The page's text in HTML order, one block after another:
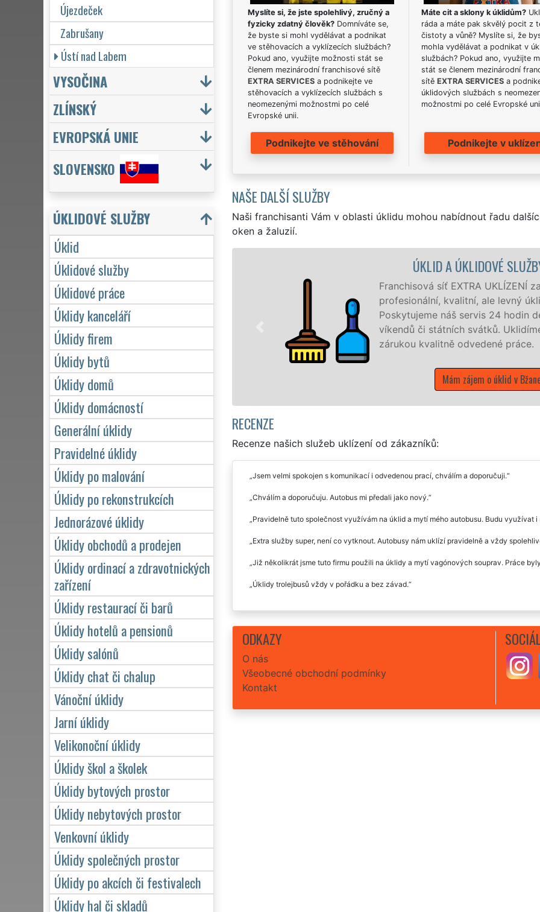
Myslíte si, že jste spolehlivý, zručný a
fyzicky zdatný člověk?Domníváte se,
že byste si mohl vydělávat a podnikat
ve stěhovacích a vyklízecích službách?
Pokud ano, využijte možnosti stát se
členem mezinárodní franchisové sítě
EXTRA SERVICESa podnikejte ve
stěhovacích a vyklízecích službách s
neomezenými možnostmi po celé
Evropské unii.
Podnikejte ve stěhování
Máte cit a sklony k úklidům?
ráda a máte pak skvělý pocit z
čistoty a vůně? Myslíte si, že
mohla vydělávat a podnikat v
službách? Pokud ano, využijte
stát se členem mezinárodní
sítě EXTRA SERVICESa
úklidových službách s
možnostmi po celé Evropské
Podnikejte v
NAŠE DALŠÍ SLUŽBY
Naši franchisanti Vám v oblasti úklidu mohou nabídnout řadu
oken a žaluzií.
ÚKLID A ÚKLIDOVÉ SLUŽBY BŽANY
Franchisová síť EXTRA UKLÍZENÍ zajišťuje v Bžanech a okolí Bžan
profesionální, kvalitní, ale levný úklid pro firmy i jednotlivce.
Poskytujeme náš servis 24 hodin denně, 7 dní v týdnu a to i během
víkendů či státních svátků. Uklidíme vše, co zákazník žádá a to se
zárukou kvalitně odvedené práce.
RECENZE
Recenze našich služeb uklízení od zákazníků:
Jsem velmi spokojen s komunikací i odvedenou prací, chválím a doporučuji.
Chválím a doporučuju. Autobus mi předali jako nový.
Pravidelně tuto společnost využívám na úklid a mytí mého autobusu. Budu využívat
Extra služby super, není co vytknout. Autobusy nám uklízí pravidelně a vždy
Již několikrát jsme tuto firmu použili na úklidy a mytí vagónových souprav. Práce
Úklidy trolejbusů vždy v pořádku a bez závad.
ODKAZY
O nás
Všeobecné obchodní podmínky
Kontakt
Újezdeček
Zabrušany
Ústí nad Labem
VYSOČINA
ZLÍNSKÝ
EVROPSKÁ UNIE
SLOVENSKO
ÚKLIDOVÉ SLUŽBY
Úklid
Úklidové služby
Úklidové práce
Úklidy kanceláří
Úklidy firem
Úklidy bytů
Úklidy domů
Úklidy domácností
Generální úklidy
Pravidelné úklidy
Úklidy po malování
Úklidy po rekonstrukcích
Jednorázové úklidy
Úklidy obchodů a prodejen
Úklidy ordinací a zdravotnických
zařízení
Úklidy restaurací či barů
Úklidy hotelů a pensionů
Úklidy salónů
Úklidy chat či chalup
Vánoční úklidy
Jarní úklidy
Velikonoční úklidy
Úklidy škol a školek
Úklidy bytových prostor
Úklidy nebytových prostor
Venkovní úklidy
Úklidy společných prostor
Úklidy po akcích či festivalech
Úklidy hal či skladů